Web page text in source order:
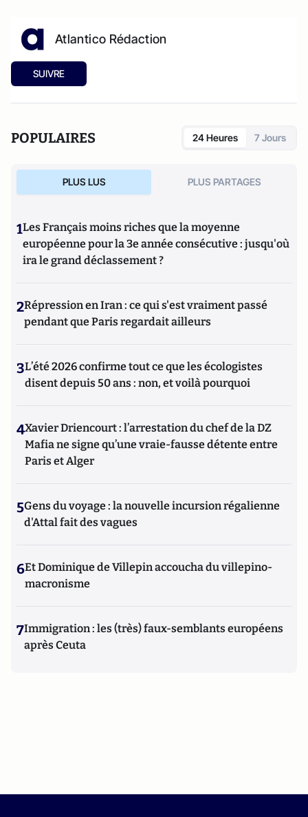
Atlantico Rédaction
SUIVRE
POPULAIRES 24 Heures 7 Jours
PLUS LUS PLUS PARTAGES
1Les Français moins riches que la moyenne
européenne pour la 3e année consécutive : jusqu'où
ira le grand déclassement ?
2Répression en Iran : ce qui s'est vraiment passé
pendant que Paris regardait ailleurs
3L’été 2026 confirme tout ce que les écologistes
disent depuis 50 ans : non, et voilà pourquoi
4Xavier Driencourt : l’arrestation du chef de la DZ
Mafia ne signe qu’une vraie-fausse détente entre
Paris et Alger
5Gens du voyage : la nouvelle incursion régalienne
d'Attal fait des vagues
6Et Dominique de Villepin accoucha du villepino-
macronisme
7Immigration : les (très) faux-semblants européens
après Ceuta